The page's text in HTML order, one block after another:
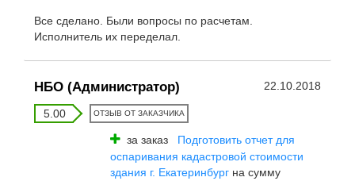
Все сделано. Были вопросы по расчетам.
Исполнитель их переделал.
НБО (Администратор) 22.10.2018
5.00 ОТЗЫВ ОТ ЗАКАЗЧИКА
за заказ
Подготовить отчет для
оспаривания кадастровой стоимости
здания г. Екатеринбург на сумму